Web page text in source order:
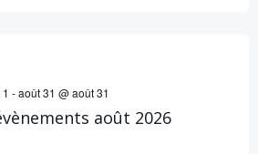
-août 31 @ août 31
août 2026